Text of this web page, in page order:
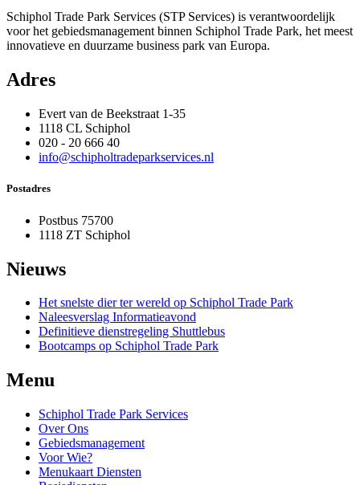
Schiphol Trade Park Services (STP Services) is verantwoordelijk
voor het gebiedsmanagement binnen Schiphol Trade Park, het meest
innovatieve en duurzame business park van Europa.
Adres
Evert van de Beekstraat 1-35
1118 CL Schiphol
020 - 20 666 40
info@schipholtradeparkservices.nl
Postadres
Postbus 75700
1118 ZT Schiphol
Nieuws
Het snelste dier ter wereld op Schiphol Trade Park
Naleesverslag Informatieavond
Definitieve dienstregeling Shuttlebus
Bootcamps op Schiphol Trade Park
Menu
Schiphol Trade Park Services
Over Ons
Gebiedsmanagement
Voor Wie?
Menukaart Diensten